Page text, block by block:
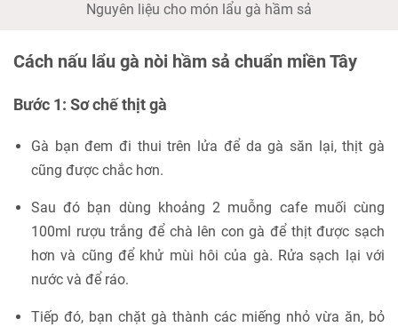
Nguyên liệu cho món lẩu gà hầm sả
Cách nấu lẩu gà nòi hầm sả chuẩn miền Tây
Bước 1: Sơ chế thịt gà
Gà bạn đem đi thui trên lửa để da gà săn lại, thịt gà
cũng được chắc hơn.
Sau đó bạn dùng khoảng 2 muỗng cafe muối cùng
100ml rượu trắng để chà lên con gà để thịt được sạch
hơn và cũng để khử mùi hôi của gà. Rửa sạch lại với
nước và để ráo.
Tiếp đó, bạn chặt gà thành các miếng nhỏ vừa ăn, bỏ